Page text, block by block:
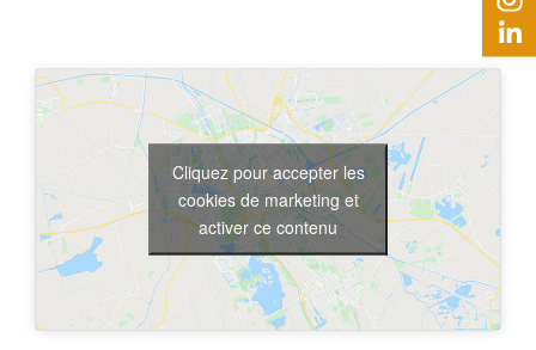
Cliquez pour accepter les
cookies de marketing et
activer ce contenu